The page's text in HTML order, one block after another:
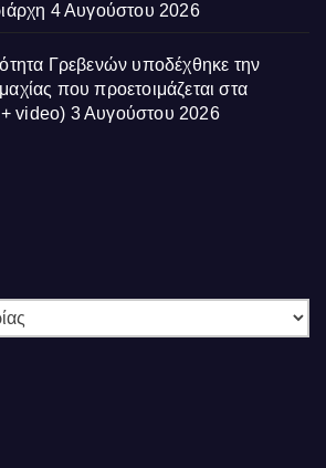
4 Αυγούστου 2026
Γρεβενών υποδέχθηκε την
που προετοιμάζεται στα
+ video) 3 Αυγούστου 2026